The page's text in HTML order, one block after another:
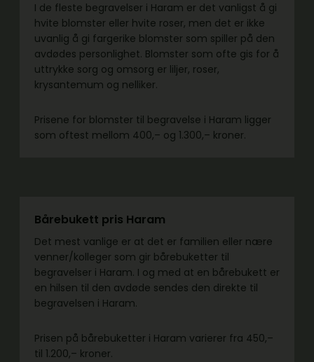
I de fleste begravelser i Haram er det vanligst å gi
hvite blomster eller hvite roser, men det er ikke
uvanlig å gi fargerike blomster som spiller på den
avdødes personlighet. Blomster som ofte gis for å
uttrykke sorg og omsorg er liljer, roser,
krysantemum og nelliker.
Prisene for blomster til begravelse i Haram ligger
som oftest mellom 400,– og 1.300,– kroner.
Bårebukett pris Haram
Det mest vanlige er at det er familien eller nære
venner/kolleger som gir bårebuketter til
begravelser i Haram. I og med at en bårebukett er
en hilsen til den avdøde sendes den direkte til
begravelsen i Haram.
Prisen på bårebuketter i Haram varierer fra 450,–
til 1.200,– kroner.